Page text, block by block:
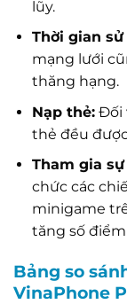
lũy.
Thời gian
mạng lưới
thăng hạng.
Nạp thẻ:Đối
thẻ đều
Tham gia
chức các
minigame
tăng số
Bảng so
VinaPhone